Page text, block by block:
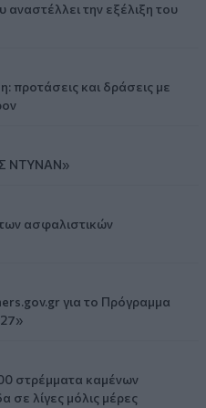
την εξέλιξη του
προτάσεις και δράσεις με
ΝΤΥΝΑΝ»
ασφαλιστικών
για το Πρόγραμμα
στρέμματα καμένων
λίγες μόλις μέρες